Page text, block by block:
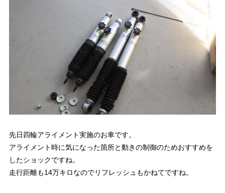
先日四輪アライメント実施のお車です。
アライメント時に気になった箇所と動きの制御のためおすすめを
したショックですね。
走行距離も14万キロなのでリフレッシュもかねてですね。